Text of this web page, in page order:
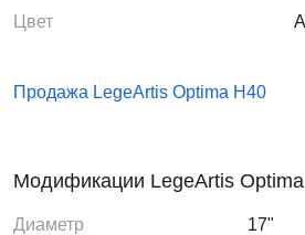
Цвет
Продажа LegeArtis Optima H40
Модификации LegeArtis
Диаметр 17"